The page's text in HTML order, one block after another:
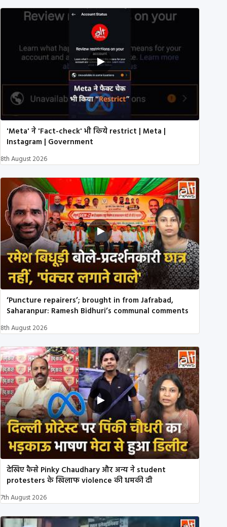
'Meta' ने 'Fact-check' भी किये restrict | Meta |
Instagram | Government
8th August 2026
‘Puncture repairers’; brought in from Jafrabad,
Saharanpur: Ramesh Bidhuri’s communal comments
8th August 2026
देखिए कैसे Pinky Chaudhary और अन्य ने student
protesters के खिलाफ violence की धमकी दी
7th August 2026